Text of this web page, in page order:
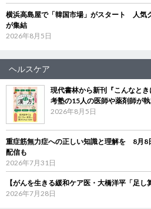
横浜高島屋で「韓国市場」がスタート 人気
が集結
2026年8月5日
ヘルスケア
現代書林から新刊『こんなと
考塾の15人の医師や薬剤師が
2026年8月5日
重症筋無力症への正しい知識と理解を 8月8
配信も
2026年7月31日
【がんを生きる緩和ケア医・大橋洋平「足
2026年7月28日